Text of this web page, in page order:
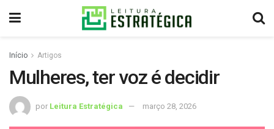
Início Artigos
Mulheres, ter voz é decidir
por Leitura Estratégica março 28, 2026